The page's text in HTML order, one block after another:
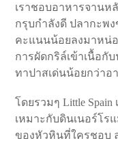
เราชอบอาหารจานห
กรุบกำลังดี ปลากะพ
คะแนนน้อยลงมาหน่อ
การผัดกริล์เข้าเนื้อกั
ทาปาสเด่นน้อยกว่าอ
โดยรวมๆ Little
เหมาะกับดินเนอร์โ
ของหัวหินที่ใครชอบ